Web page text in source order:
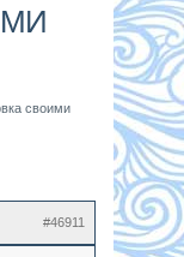
своими
#46911